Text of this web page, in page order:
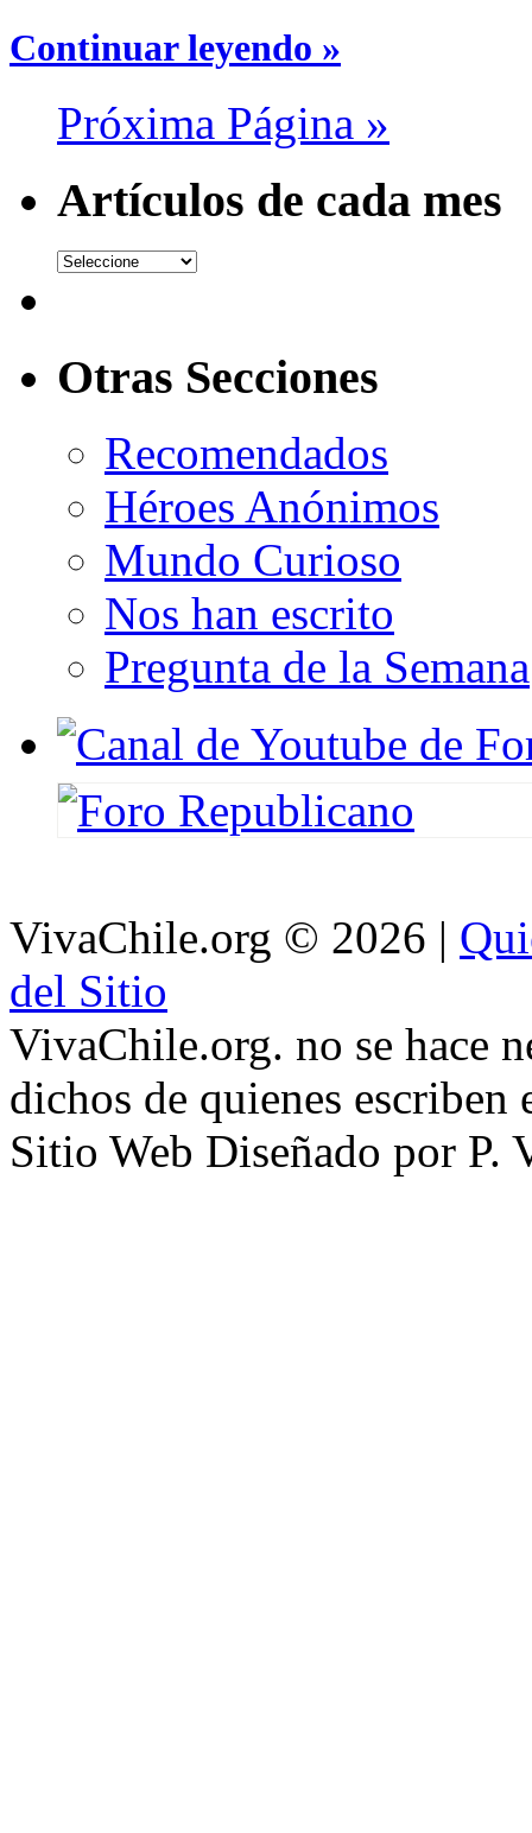
Continuar leyendo »
Próxima Página »
Artículos de cada mes
Otras Secciones
Recomendados
Héroes Anónimos
Mundo Curioso
Nos han escrito
Pregunta de la Semana
VivaChile.org © 2026 |
del Sitio
VivaChile.org. no se hace
dichos de quienes escriben
Sitio Web Diseñado por